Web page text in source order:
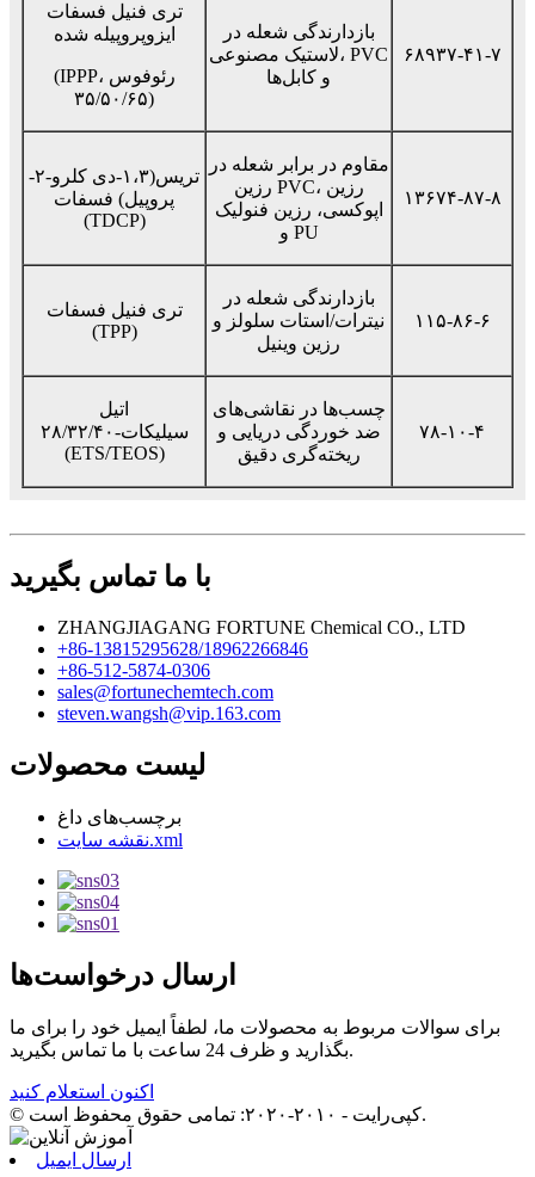
تری فنیل فسفات
ایزوپروپیله شده
(IPPP، رئوفوس
۳۵/۵۰/۶۵)
بازدارندگی شعله در
لاستیک مصنوعی، PVC
و کابل‌ها
۶۸۹۳۷-۴۱-۷
تریس(۱،۳-دی کلرو-۲-
پروپیل) فسفات
(TDCP)
مقاوم در برابر شعله در
رزین PVC، رزین
اپوکسی، رزین فنولیک
و PU
۱۳۶۷۴-۸۷-۸
تری فنیل فسفات
(TPP)
بازدارندگی شعله در
نیترات/استات سلولز و
رزین وینیل
۱۱۵-۸۶-۶
اتیل
سیلیکات-۲۸/۳۲/۴۰
(ETS/TEOS)
چسب‌ها در نقاشی‌های
ضد خوردگی دریایی و
ریخته‌گری دقیق
۷۸-۱۰-۴
با ما تماس بگیرید
ZHANGJIAGANG FORTUNE Chemical CO., LTD
‎+86-13815295628/18962266846‎
‎+86-512-5874-0306‎
sales@fortunechemtech.com
steven.wangsh@vip.163.com
لیست محصولات
برچسب‌های داغ
نقشه سایت.xml
ارسال درخواست‌ها
برای سوالات مربوط به محصولات ما، لطفاً ایمیل خود را برای ما
بگذارید و ظرف 24 ساعت با ما تماس بگیرید.
اکنون استعلام کنید
© کپی‌رایت - ۲۰۱۰-۲۰۲۰: تمامی حقوق محفوظ است.
ارسال ایمیل